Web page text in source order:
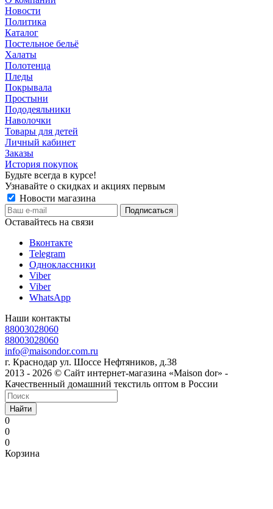
Новости
Политика
Каталог
Постельное бельё
Халаты
Полотенца
Пледы
Покрывала
Простыни
Пододеяльники
Наволочки
Товары для детей
Личный кабинет
Заказы
История покупок
Будьте всегда в курсе!
Узнавайте о скидках и акциях первым
Новости магазина
Оставайтесь на связи
Вконтакте
Telegram
Одноклассники
Viber
Viber
WhatsApp
Наши контакты
88003028060
88003028060
info@maisondor.com.ru
г. Краснодар ул. Шоссе Нефтяников, д.38
2013 - 2026 © Сайт интернет-магазина «Maison dor» -
Качественный домашний текстиль оптом в России
Найти
0
0
0
Корзина